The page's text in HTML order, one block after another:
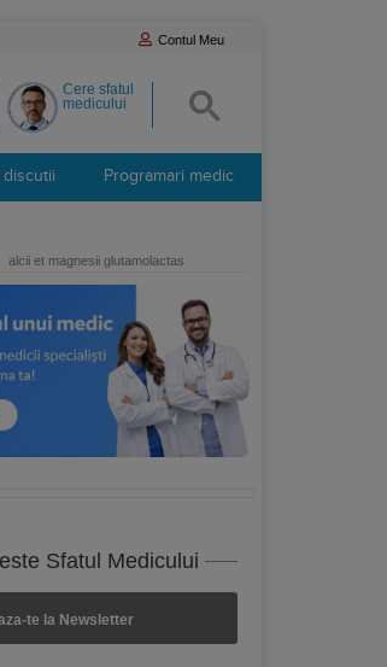
Contul Meu
Cere sfatul
medicului
Programari medic
alcii et magnesii glutamolactas
Sfatul Medicului
te la Newsletter